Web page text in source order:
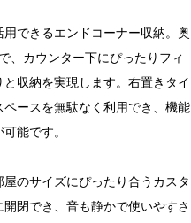
できるエンドコーナー収納。奥
、カウンター下にぴったりフィ
収納を実現します。右置きタイ
ースを無駄なく利用でき、機能
能です。
のサイズにぴったり合うカスタ
閉でき、音も静かで使いやすさ